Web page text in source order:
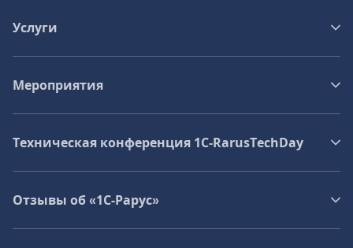
Услуги
Мероприятия
Техническая конференция 1C‑RarusTechDay
Отзывы об «1С-Рарус»